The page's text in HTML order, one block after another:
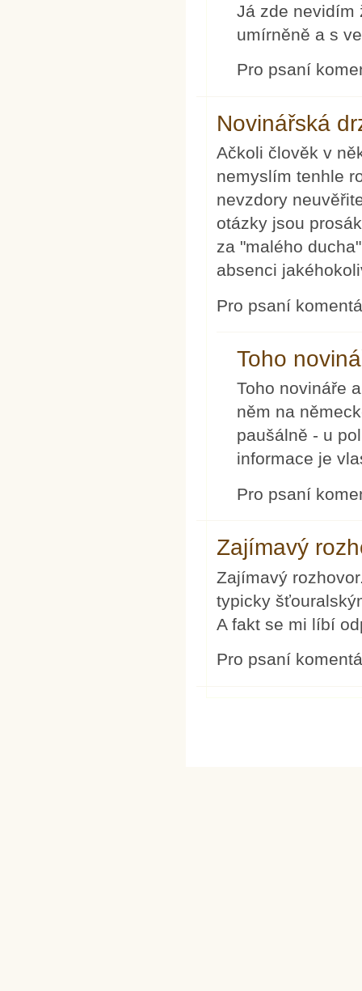
Já zde nevidím
umírněně a s
Pro psaní
Novinářská
Ačkoli člověk v
nemyslím tenhle
nevzdory
otázky jsou
za "malého
absenci
Pro psaní
Toho
Toho novináře
něm na
paušálně - u
informace je
Pro psaní
Zajímavý
Zajímavý
typicky
A fakt se mi líbí
Pro psaní